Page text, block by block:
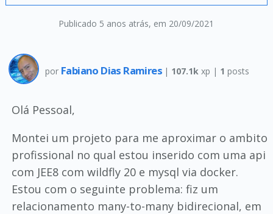
Publicado 5 anos atrás, em 20/09/2021
por Fabiano Dias Ramires | 107.1k xp | 1 posts
Olá Pessoal,
Montei um projeto para me aproximar o ambito
profissional no qual estou inserido com uma api
com JEE8 com wildfly 20 e mysql via docker.
Estou com o seguinte problema: fiz um
relacionamento many-to-many bidirecional, em